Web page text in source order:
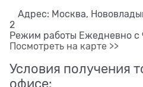
Адрес: Москва,
2
Режим работы Ежедневно с
Посмотреть на карте >>
Условия получения
офисе: